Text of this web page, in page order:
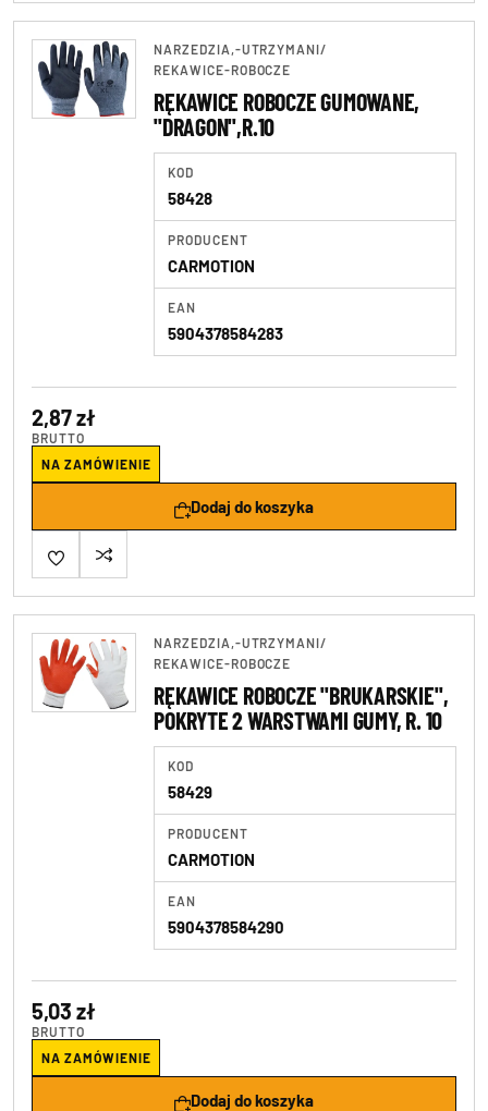
NARZEDZIA,-UTRZYMANI/
REKAWICE-ROBOCZE
RĘKAWICE ROBOCZE GUMOWANE,
"DRAGON",R.10
KOD
58428
PRODUCENT
CARMOTION
EAN
5904378584283
2,87 zł
BRUTTO
NA ZAMÓWIENIE
Dodaj do koszyka
NARZEDZIA,-UTRZYMANI/
REKAWICE-ROBOCZE
RĘKAWICE ROBOCZE "BRUKARSKIE",
POKRYTE 2 WARSTWAMI GUMY, R. 10
KOD
58429
PRODUCENT
CARMOTION
EAN
5904378584290
5,03 zł
BRUTTO
NA ZAMÓWIENIE
Dodaj do koszyka